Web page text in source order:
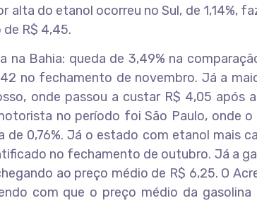
do etanol ocorreu no Sul, de 1,14%,
R$ 4,45.
Bahia: queda de 3,49% na
no fechamento de novembro. Já a
onde passou a custar R$ 4,05 após
no período foi São Paulo, onde o
0,76%. Já o estado com etanol mais
no fechamento de outubro. Já a
ao preço médio de R$ 6,25. O
com que o preço médio da gasolina